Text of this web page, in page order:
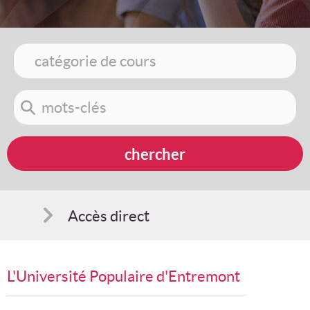
Accès direct
Suggestions
L'Université Populaire d'Entremont